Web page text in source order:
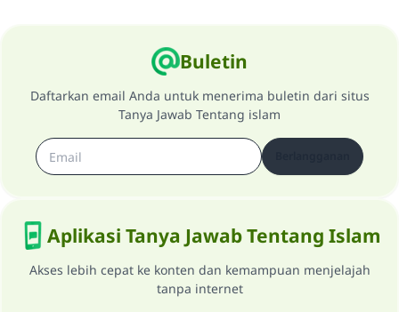
Buletin
Daftarkan email Anda untuk menerima buletin dari situs
Tanya Jawab Tentang islam
Aplikasi Tanya Jawab Tentang Islam
Akses lebih cepat ke konten dan kemampuan menjelajah
tanpa internet